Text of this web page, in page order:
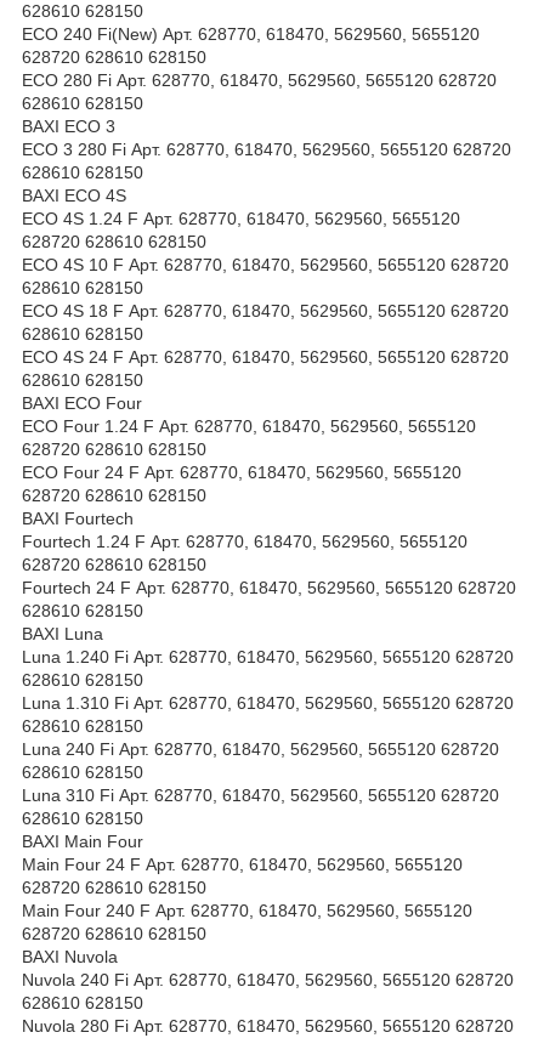
628610 628150
ECO 240 Fi(New) Арт. 628770, 618470, 5629560, 5655120
628720 628610 628150
ECO 280 Fi Арт. 628770, 618470, 5629560, 5655120 628720
628610 628150
BAXI ECO 3
ECO 3 280 Fi Арт. 628770, 618470, 5629560, 5655120 628720
628610 628150
BAXI ECO 4S
ECO 4S 1.24 F Арт. 628770, 618470, 5629560, 5655120
628720 628610 628150
ECO 4S 10 F Арт. 628770, 618470, 5629560, 5655120 628720
628610 628150
ECO 4S 18 F Арт. 628770, 618470, 5629560, 5655120 628720
628610 628150
ECO 4S 24 F Арт. 628770, 618470, 5629560, 5655120 628720
628610 628150
BAXI ECO Four
ECO Four 1.24 F Арт. 628770, 618470, 5629560, 5655120
628720 628610 628150
ECO Four 24 F Арт. 628770, 618470, 5629560, 5655120
628720 628610 628150
BAXI Fourtech
Fourtech 1.24 F Арт. 628770, 618470, 5629560, 5655120
628720 628610 628150
Fourtech 24 F Арт. 628770, 618470, 5629560, 5655120 628720
628610 628150
BAXI Luna
Luna 1.240 Fi Арт. 628770, 618470, 5629560, 5655120 628720
628610 628150
Luna 1.310 Fi Арт. 628770, 618470, 5629560, 5655120 628720
628610 628150
Luna 240 Fi Арт. 628770, 618470, 5629560, 5655120 628720
628610 628150
Luna 310 Fi Арт. 628770, 618470, 5629560, 5655120 628720
628610 628150
BAXI Main Four
Main Four 24 F Арт. 628770, 618470, 5629560, 5655120
628720 628610 628150
Main Four 240 F Арт. 628770, 618470, 5629560, 5655120
628720 628610 628150
BAXI Nuvola
Nuvola 240 Fi Арт. 628770, 618470, 5629560, 5655120 628720
628610 628150
Nuvola 280 Fi Арт. 628770, 618470, 5629560, 5655120 628720